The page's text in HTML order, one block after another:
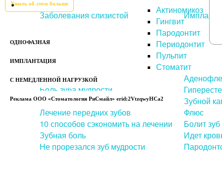
Заболевания
Заболевания слизистой
Актиномикоз
Гингвит
Пародонтит
Периодонтит
Пульпит
Стоматит
Абсцесс языка
Боль зуба мудрости
Кариес
Зубной
Лечение передних зубов
Флюс
10 способов сэкономить на лечении
Болит зуб
Зубная боль
Идет
Не прорезался зуб мудрости
Узнать об этом больше
ОДНОФАЗНАЯ
ИМПЛАНТАЦИЯ
С НЕМЕДЛЕННОЙ НАГРУЗКОЙ
Реклама ООО «Стоматология РиСмайл» erid:2VtzqwyHCa2